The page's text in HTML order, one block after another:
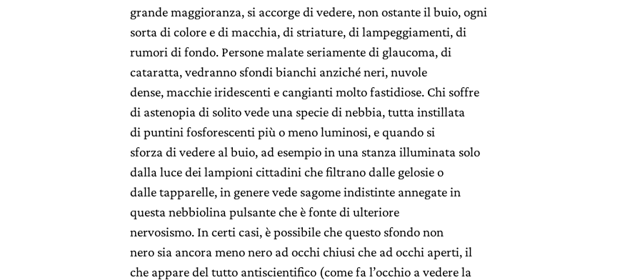
grande maggioranza, si accorge di vedere, non ostante il buio, ogni
sorta di colore e di macchia, di striature, di lampeggiamenti, di
rumori di fondo. Persone malate seriamente di glaucoma, di
cataratta, vedranno sfondi bianchi anziché neri, nuvole
dense, macchie iridescenti e cangianti molto fastidiose. Chi soffre
di astenopia di solito vede una specie di nebbia, tutta instillata
di puntini fosforescenti più o meno luminosi, e quando si
sforza di vedere al buio, ad esempio in una stanza illuminata solo
dalla luce dei lampioni cittadini che filtrano dalle gelosie o
dalle tapparelle, in genere vede sagome indistinte annegate in
questa nebbiolina pulsante che è fonte di ulteriore
nervosismo. In certi casi, è possibile che questo sfondo non
nero sia ancora meno nero ad occhi chiusi che ad occhi aperti, il
che appare del tutto antiscientifico (come fa l’occhio a vedere la